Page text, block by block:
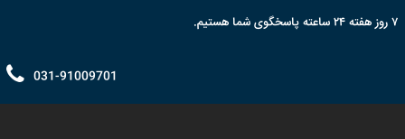
۷ روز هفته ۲۴ ساعته پاسخگوی شما هستیم.
031-91009701